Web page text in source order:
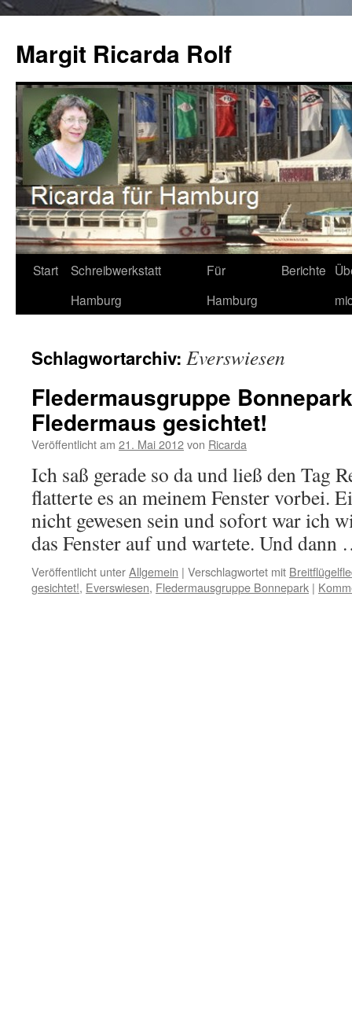
springen
Margit Ricarda Rolf
Start
Schreibwerkstatt
Hamburg
Für
Hamburg
Berichte
Schlagwortarchiv: Everswiesen
Fledermausgruppe
Fledermaus gesichtet!
Veröffentlicht am 21. Mai 2012von Ricarda
Ich saß gerade so da und ließ den Tag
flatterte es an meinem Fenster vorbei.
nicht gewesen sein und sofort war ich
das Fenster auf und wartete. Und
Veröffentlicht unterAllgemein | Verschlagwortet mit
gesichtet!, Everswiesen, Fledermausgruppe Bonnepark |